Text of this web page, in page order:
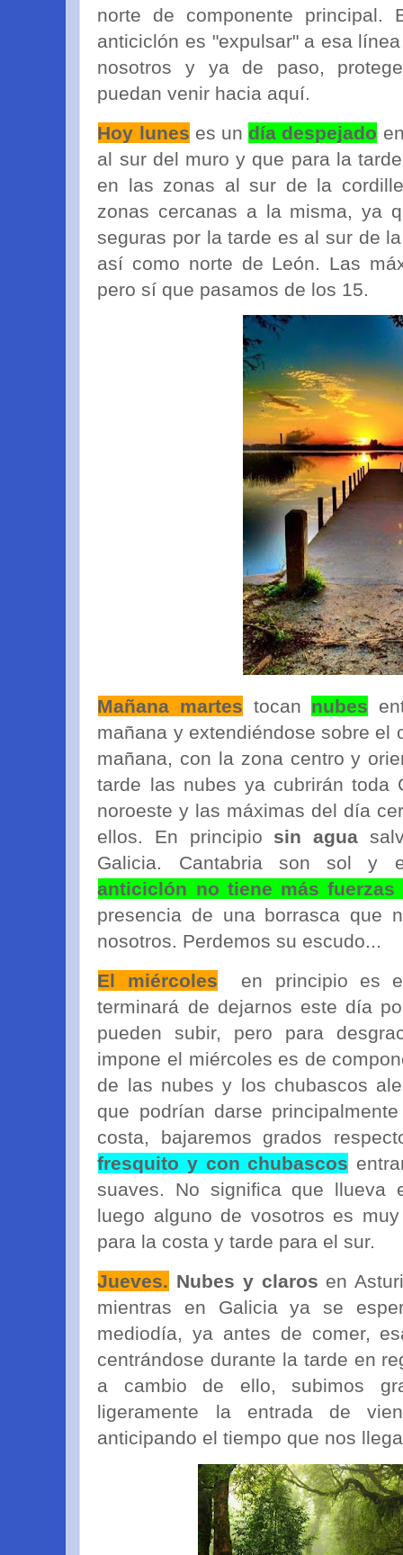
norte de componente
anticiclón es "expulsar" a esa
nosotros y ya de paso,
puedan venir hacia aquí.
Hoy lunes es un día despejado
al sur del muro y que para la
en las zonas al sur de la
zonas cercanas a la misma, ya
seguras por la tarde es al sur de
así como norte de León. Las
pero sí que pasamos de los 15.
Mañana martes tocan nubes
mañana y extendiéndose sobre el
mañana, con la zona centro y
tarde las nubes ya cubrirán toda
noroeste y las máximas del día
ellos. En principio sin agua
Galicia. Cantabria son sol y
anticiclón no tiene más fuerzas
presencia de una borrasca que
nosotros. Perdemos su escudo...
El miércoles en principio es
terminará de dejarnos este día
pueden subir, pero para
impone el miércoles es de
de las nubes y los chubascos
que podrían darse
costa, bajaremos grados
fresquito y con chubascos
suaves. No significa que llueva
luego alguno de vosotros es
para la costa y tarde para el sur.
Jueves. Nubes y claros en
mientras en Galicia ya se
mediodía, ya antes de comer,
centrándose durante la tarde en
a cambio de ello, subimos
ligeramente la entrada de
anticipando el tiempo que nos